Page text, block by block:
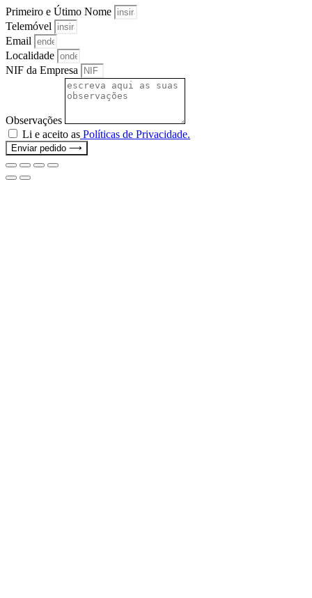
Primeiro e Útimo Nome
Telemóvel
Email
Localidade
NIF da Empresa
Observações
Li e aceito as Políticas de Privacidade.
Enviar pedido ⟶